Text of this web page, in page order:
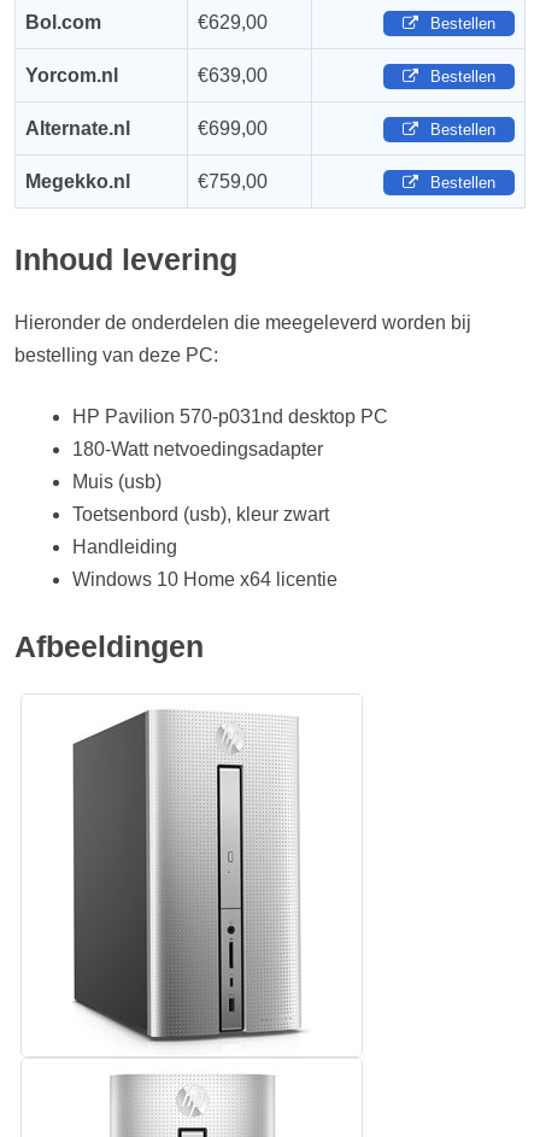
Bol.com €629,00 Bestellen
Yorcom.nl €639,00 Bestellen
Alternate.nl €699,00 Bestellen
Megekko.nl €759,00 Bestellen
Inhoud levering
Hieronder de onderdelen die meegeleverd worden bij
bestelling van deze PC:
HP Pavilion 570-p031nd desktop PC
180-Watt netvoedingsadapter
Muis (usb)
Toetsenbord (usb), kleur zwart
Handleiding
Windows 10 Home x64 licentie
Afbeeldingen